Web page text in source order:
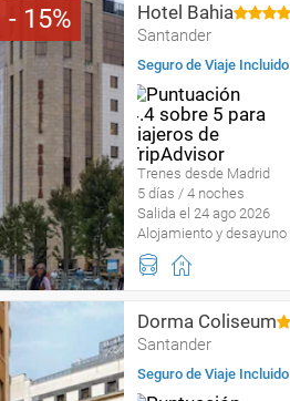
15 Hotel Bahia
Santander
Seguro de Viaje Incluido
Trenes desde Madrid
5 días / 4 noches
Salida el 24 ago 2026
Alojamiento y desayuno
Dorma Coliseum
Santander
Seguro de Viaje Incluido